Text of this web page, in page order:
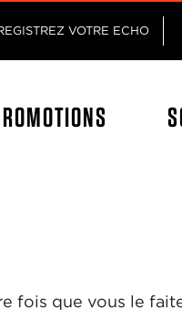
VOTRE ECHO
fois que vous le